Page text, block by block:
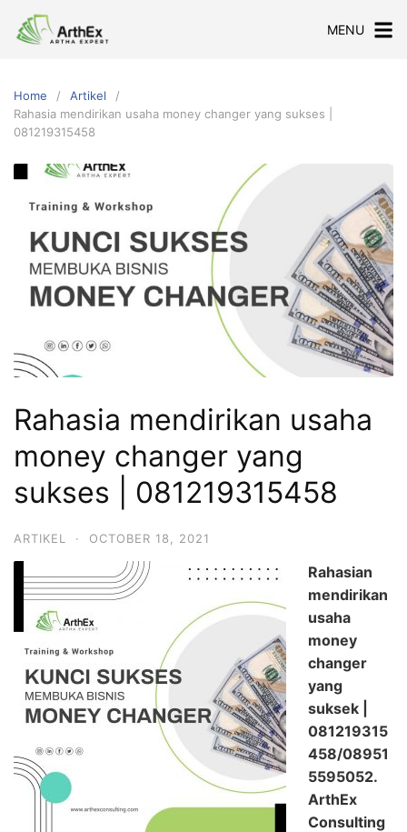
MENU
Home
Artikel
Rahasia mendirikan usaha money changer yang sukses |
081219315458
Rahasia mendirikan usaha
money changer yang
sukses | 081219315458
ARTIKEL · OCTOBER 18, 2021
Rahasian
mendirikan
usaha
money
changer
yang
suksek |
081219315
458/08951
5595052.
ArthEx
Consulting